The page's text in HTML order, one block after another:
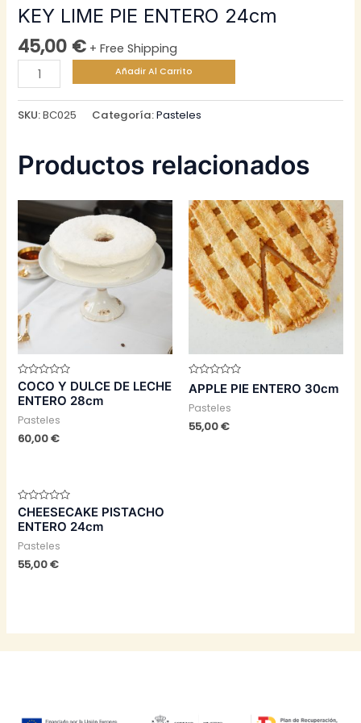
KEY LIME PIE ENTERO 24cm
45,00 € + Free Shipping
LIME
PIE
cantidad
Añadir Al Carrito
SKU:BC025 Categoría:Pasteles
Productos relacionados
Valorado
con
0
5
COCO Y DULCE DE LECHE
ENTERO 28cm
Pasteles
60,00€
Valorado
con
0
de
5
APPLE PIE ENTERO 30cm
Pasteles
55,00€
Valorado
con
0
5
CHEESECAKE PISTACHO
ENTERO 24cm
Pasteles
55,00€